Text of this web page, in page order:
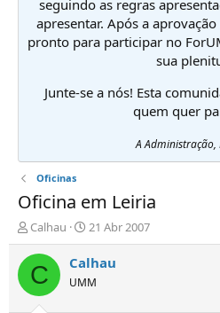
seguindo as regras
apresentar. Após a
pronto para participar no
sua
Junte-se a nós! Esta
quem quer
A Administração,
Oficinas
Oficina em Leiria
I
n
i
c
i
Calhau
D
a
t
d
21 Abr 2007
C Calhau
UMM